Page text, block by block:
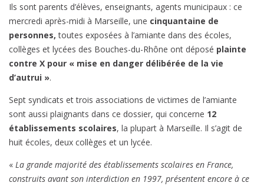
Ils sont parents d’élèves, enseignants, agents municipaux : ce
mercredi après-midi à Marseille, une cinquantaine de
personnes, toutes exposées à l’amiante dans des écoles,
collèges et lycées des Bouches-du-Rhône ont déposé plainte
contre X pour « mise en danger délibérée de la vie
d’autrui ».
Sept syndicats et trois associations de victimes de l’amiante
sont aussi plaignants dans ce dossier, qui concerne 12
établissements scolaires, la plupart à Marseille. Il s’agit de
huit écoles, deux collèges et un lycée.
« La grande majorité des établissements scolaires en France,
construits avant son interdiction en 1997, présentent encore à ce